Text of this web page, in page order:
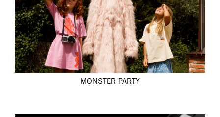
MONSTER PARTY